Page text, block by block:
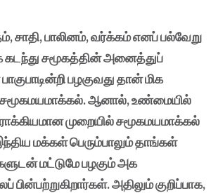
சாதி, பாலினம், வர்க்கம் எனப் பல்வேறு
சமூகத்தின் அனைத்துப்
பழகுவது தான் மிக
ஆனால், உண்மையில்
முறையில் சமூகமயமாக்கல்
மக்கள் பெரும்பாலும் தாங்கள்
மட்டுமே பழகும் அக
அதிலும் குறிப்பாக,